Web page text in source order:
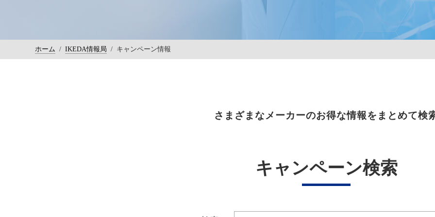
ホーム / IKEDA情報局 / キャンペーン情報
さまざまなメーカーのお得な情報をまとめて検
キャンペーン検索